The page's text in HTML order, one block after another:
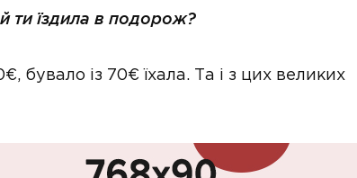
їздила в подорож?
бувало із 70€ їхала. Та і з цих великих